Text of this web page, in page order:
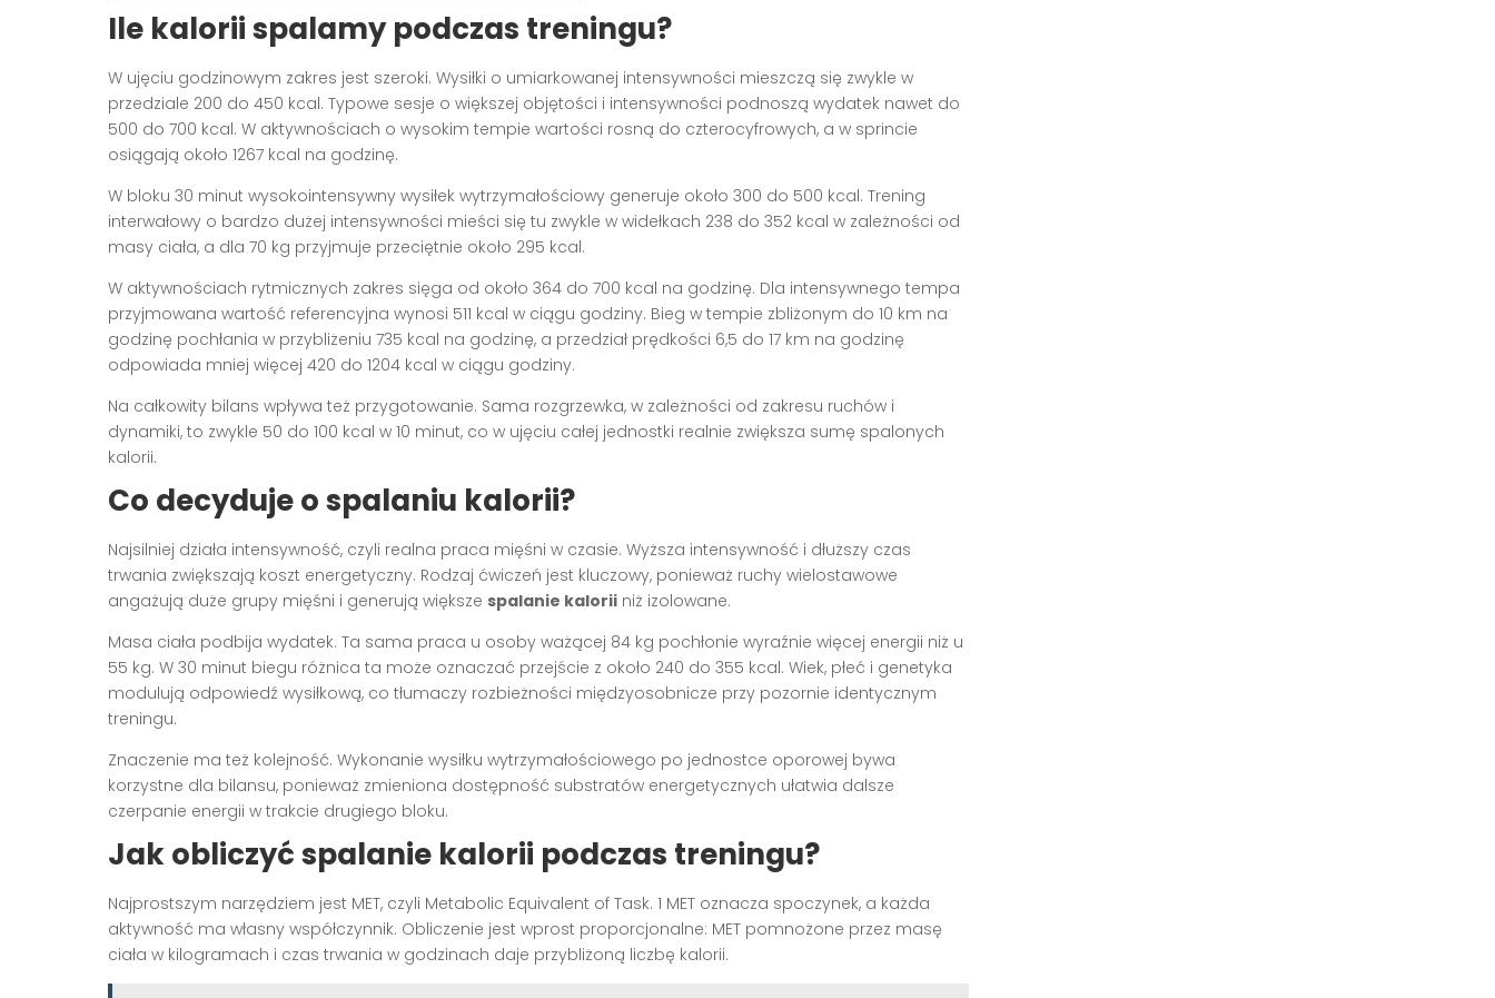
Ile kalorii spalamy podczas treningu?
W ujęciu godzinowym zakres jest szeroki. Wysiłki o umiarkowanej intensywności mieszczą się zwykle w
przedziale 200 do 450 kcal. Typowe sesje o większej objętości i intensywności podnoszą wydatek nawet do
500 do 700 kcal. W aktywnościach o wysokim tempie wartości rosną do czterocyfrowych, a w sprincie
osiągają około 1267 kcal na godzinę.
W bloku 30 minut wysokointensywny wysiłek wytrzymałościowy generuje około 300 do 500 kcal. Trening
interwałowy o bardzo dużej intensywności mieści się tu zwykle w widełkach 238 do 352 kcal w zależności od
masy ciała, a dla 70 kg przyjmuje przeciętnie około 295 kcal.
W aktywnościach rytmicznych zakres sięga od około 364 do 700 kcal na godzinę. Dla intensywnego tempa
przyjmowana wartość referencyjna wynosi 511 kcal w ciągu godziny. Bieg w tempie zbliżonym do 10 km na
godzinę pochłania w przybliżeniu 735 kcal na godzinę, a przedział prędkości 6,5 do 17 km na godzinę
odpowiada mniej więcej 420 do 1204 kcal w ciągu godziny.
Na całkowity bilans wpływa też przygotowanie. Sama rozgrzewka, w zależności od zakresu ruchów i
dynamiki, to zwykle 50 do 100 kcal w 10 minut, co w ujęciu całej jednostki realnie zwiększa sumę spalonych
kalorii.
Co decyduje o spalaniu kalorii?
Najsilniej działa intensywność, czyli realna praca mięśni w czasie. Wyższa intensywność i dłuższy czas
trwania zwiększają koszt energetyczny. Rodzaj ćwiczeń jest kluczowy, ponieważ ruchy wielostawowe
angażują duże grupy mięśni i generują większe spalanie kalorii niż izolowane.
Masa ciała podbija wydatek. Ta sama praca u osoby ważącej 84 kg pochłonie wyraźnie więcej energii niż u
55 kg. W 30 minut biegu różnica ta może oznaczać przejście z około 240 do 355 kcal. Wiek, płeć i genetyka
modulują odpowiedź wysiłkową, co tłumaczy rozbieżności międzyosobnicze przy pozornie identycznym
treningu.
Znaczenie ma też kolejność. Wykonanie wysiłku wytrzymałościowego po jednostce oporowej bywa
korzystne dla bilansu, ponieważ zmieniona dostępność substratów energetycznych ułatwia dalsze
czerpanie energii w trakcie drugiego bloku.
Jak obliczyć spalanie kalorii podczas treningu?
Najprostszym narzędziem jest MET, czyli Metabolic Equivalent of Task. 1 MET oznacza spoczynek, a każda
aktywność ma własny współczynnik. Obliczenie jest wprost proporcjonalne: MET pomnożone przez masę
ciała w kilogramach i czas trwania w godzinach daje przybliżoną liczbę kalorii.